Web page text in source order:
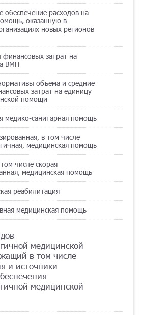
обеспечение расходов на
оказанную в
новых регионов
затрат на
ВМП
объема и средние
затрат на единицу
помощи
медико-санитарная помощь
в том числе
медицинская помощь
числе скорая
медицинская помощь
реабилитация
медицинская помощь
медицинской
в том числе
и источники
медицинской